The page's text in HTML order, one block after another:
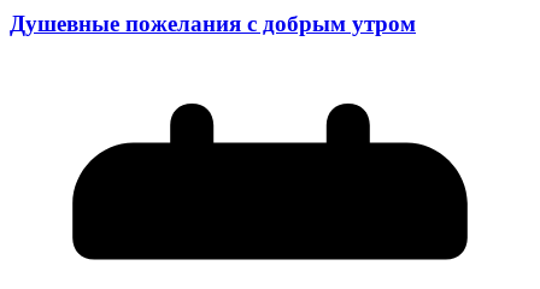
Душевные пожелания с добрым утром